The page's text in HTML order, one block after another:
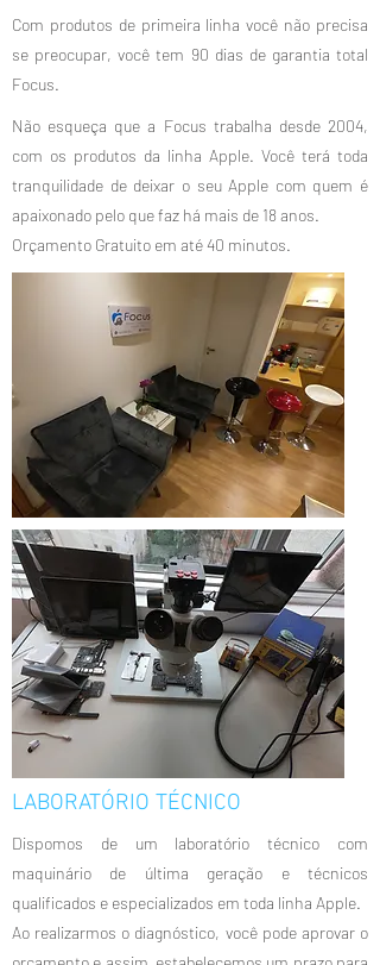
Não esqueça que a Focus trabalha desde 2004,
com os produtos da linha Apple. Você terá toda
tranquilidade de deixar o seu Apple com quem é
apaixonado pelo que faz há mais de 18 anos.
Orçamento Gratuito em até 40 minutos.
Com produtos de primeira linha você não precisa
se preocupar, você tem 90 dias de garantia total
Focus.
LABORATÓRIO TÉCNICO
Dispomos de um laboratório técnico com
maquinário de última geração e técnicos
qualificados e especializados em toda linha Apple.
Ao realizarmos o diagnóstico, você pode aprovar o